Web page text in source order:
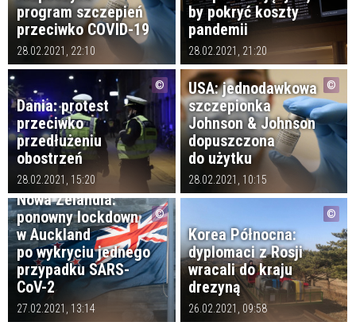
program szczepień
przeciwko COVID-19
28.02.2021, 22:10
by pokryć koszty
pandemii
28.02.2021, 21:20
Dania: protest
przeciwko
przedłużeniu
obostrzeń
28.02.2021, 15:20
USA: jednodawkowa
szczepionka
Johnson & Johnson
dopuszczona
do użytku
28.02.2021, 10:15
Nowa Zelandia:
ponowny lockdown
w Auckland
po wykryciu jednego
przypadku SARS-
CoV-2
27.02.2021, 13:14
Korea Północna:
dyplomaci z Rosji
wracali do kraju
drezyną
26.02.2021, 09:58